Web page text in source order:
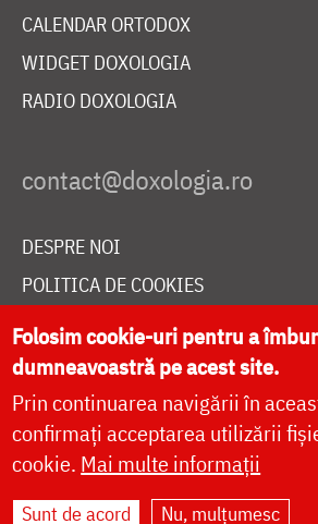
CALENDAR ORTODOX
WIDGET DOXOLOGIA
RADIO DOXOLOGIA
DESPRE NOI
POLITICA DE COOKIES
DONEAZĂ ONLINE PENTRU
LIVE
Site dezvoltat de
Folosim cookie-uri pentru a
dumneavoastră pe acest site.
Prin continuarea navigării în
confirmați acceptarea utilizării
cookie. Mai multe informații
Sunt de acord Nu, mulțumesc